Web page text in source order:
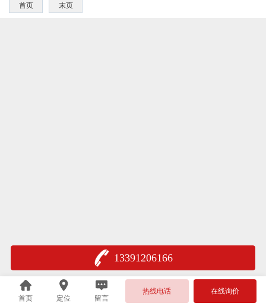
首页 末页
13391206166
首页 定位 留言
热线电话 在线询价